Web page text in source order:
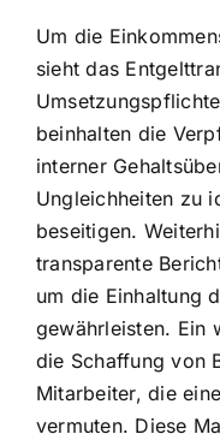
Um die
sieht das
beinhalten die
interner
Ungleichheiten zu
beseitigen.
transparente
um die Einhaltung
gewährleisten. Ein
die Schaffung von
Mitarbeiter, die
vermuten. Diese